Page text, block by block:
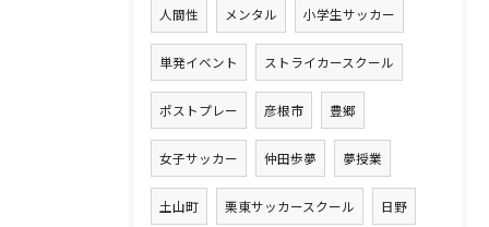
人間性 メンタル 小学生サッカー
単発イベント ストライカースクール
ポストプレー 彦根市 豊郷
女子サッカー 仲田歩夢 夢授業
土山町 栗東サッカースクール 日野